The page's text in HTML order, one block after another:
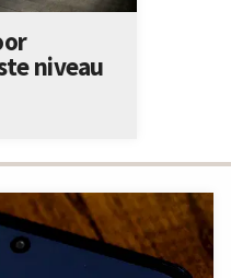
niveau